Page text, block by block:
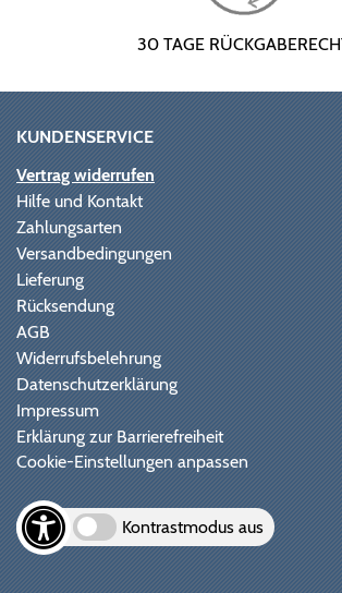
30 TAGE
KUNDENSERVICE
Vertrag widerrufen
Hilfe und Kontakt
Zahlungsarten
Versandbedingungen
Lieferung
Rücksendung
AGB
Widerrufsbelehrung
Datenschutzerklärung
Impressum
Erklärung zur Barrierefreiheit
Cookie-Einstellungen anpassen
Kontrastmodus aus